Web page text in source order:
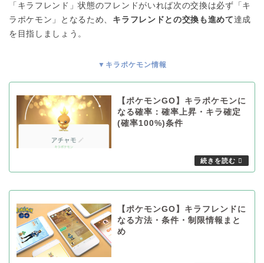
「キラフレンド」状態のフレンドがいれば次の交換は必ず「キ
ラポケモン」となるため、 キラフレンドとの交換も進めて達成
を目指しましょう。
▼キラポケモン情報
【ポケモンGO】キラポケモンに
なる確率：確率上昇・キラ確定
(確率100%)条件
【ポケモンGO】キラフレンドに
なる方法・条件・制限情報まと
め